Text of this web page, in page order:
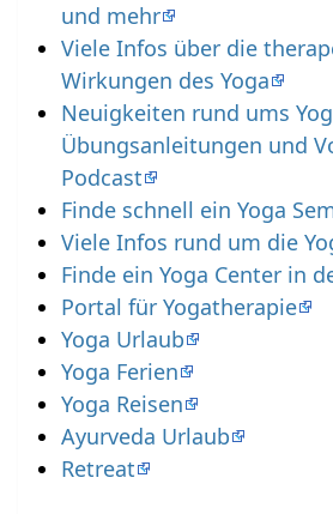
und mehr
Viele Infos über die
Wirkungen des Yoga
Neuigkeiten rund ums
Übungsanleitungen und
Podcast
Finde schnell ein Yoga
Viele Infos rund um die
Finde ein Yoga Center in
Portal für Yogatherapie
Yoga Urlaub
Yoga Ferien
Yoga Reisen
Ayurveda Urlaub
Retreat